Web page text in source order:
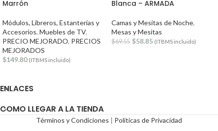
Marrón
Módulos, Libreros, Estanterías y
Accesorios, Muebles de TV,
PRECIO MEJORADO, PRECIOS
MEJORADOS
$149.80 (ITBMS incluido)
Blanca – ARMADA
Camas y Mesitas de Noche,
Mesas y Mesitas
$69.55 $58.85 (ITBMS incluido)
ENLACES
COMO LLEGAR A LA TIENDA
Términos y Condiciones | Políticas de Privacidad